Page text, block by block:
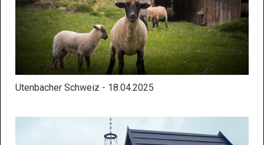
Utenbacher Schweiz - 18.04.2025